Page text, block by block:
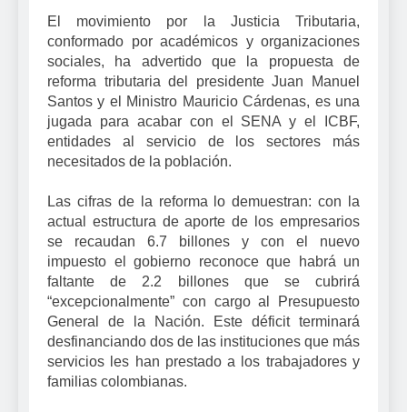
El movimiento por la Justicia Tributaria,
conformado por académicos y organizaciones
sociales, ha advertido que la propuesta de
reforma tributaria del presidente Juan Manuel
Santos y el Ministro Mauricio Cárdenas, es una
jugada para acabar con el SENA y el ICBF,
entidades al servicio de los sectores más
necesitados de la población.
Las cifras de la reforma lo demuestran: con la
actual estructura de aporte de los empresarios
se recaudan 6.7 billones y con el nuevo
impuesto el gobierno reconoce que habrá un
faltante de 2.2 billones que se cubrirá
“excepcionalmente” con cargo al Presupuesto
General de la Nación. Este déficit terminará
desfinanciando dos de las instituciones que más
servicios les han prestado a los trabajadores y
familias colombianas.